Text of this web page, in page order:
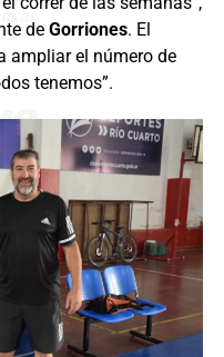
de Gorriones. El
ampliar el número de
tenemos”.